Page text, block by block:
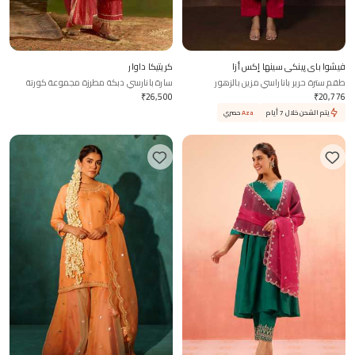
فيشوا باي پينكي سينها إكس أزا
طقم سترة حرير باناراسي مزين بالزهور
₹20,776
يتم الشحن خلال 7 أيام Azaحصري
كريتيكا داوار
سارة بانارسي دبكة مطرزة مجموعة كورتة
₹26,500